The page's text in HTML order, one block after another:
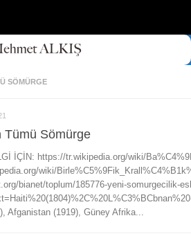
SÖMÜRGE
Tümü Sömürge
İÇİN: https://tr.wikipedia.org/wiki/
wiki/
bianet/toplum/185776-yeni-somurgecilik-
Afganistan (1919), Güney Afrika...